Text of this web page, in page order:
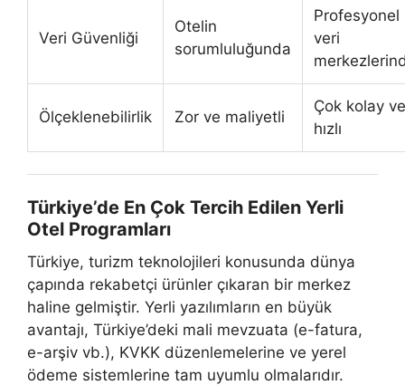
Veri Güvenliği
Otelin
sorumluluğunda
Profesyonel
veri
Ölçeklenebilirlik Zor ve maliyetli
Çok kolay ve
hızlı
Türkiye’de En Çok Tercih Edilen Yerli
Otel Programları
Türkiye, turizm teknolojileri konusunda dünya
çapında rekabetçi ürünler çıkaran bir merkez
haline gelmiştir. Yerli yazılımların en büyük
avantajı, Türkiye’deki mali mevzuata (e-fatura,
e-arşiv vb.), KVKK düzenlemelerine ve yerel
ödeme sistemlerine tam uyumlu olmalarıdır.